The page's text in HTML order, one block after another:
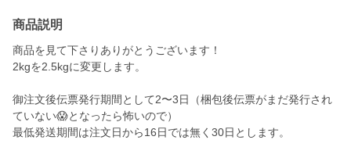
商品説明
商品を見て下さりありがとうございます！
2kgを2.5kgに変更します。
御注文後伝票発行期間として2〜3日（梱包後伝票がまだ発行され
ていない😱となったら怖いので）
最低発送期間は注文日から16日では無く30日とします。